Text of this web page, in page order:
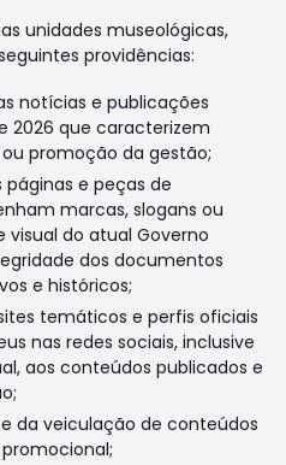
unidades museológicas,
providências:
notícias e publicações
2026 que caracterizem
promoção da gestão;
e peças de
marcas, slogans ou
do atual Governo
dos documentos
e históricos;
temáticos e perfis oficiais
nas redes sociais, inclusive
aos conteúdos publicados e
da veiculação de conteúdos